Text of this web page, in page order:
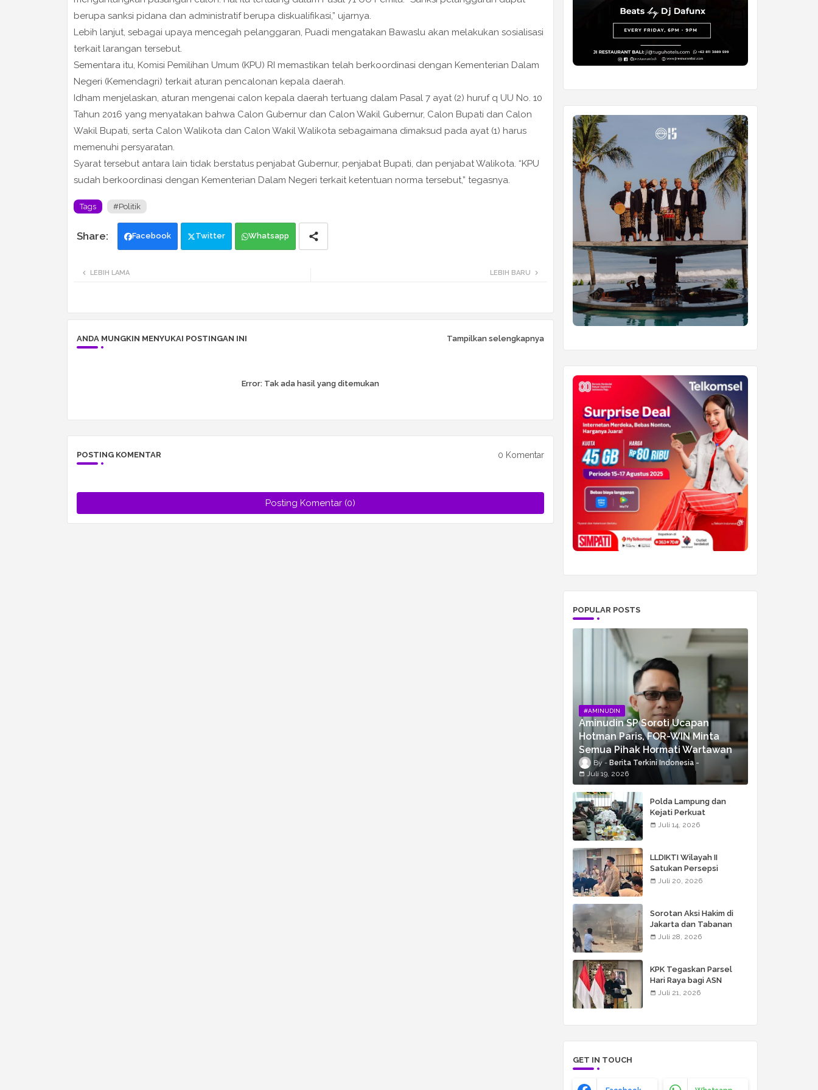
berupa sanksi pidana dan administratif berupa diskualifikasi,” ujarnya.
Lebih lanjut, sebagai upaya mencegah pelanggaran, Puadi mengatakan Bawaslu akan melakukan sosialisasi
terkait larangan tersebut.
Sementara itu, Komisi Pemilihan Umum (KPU) RI memastikan telah berkoordinasi dengan Kementerian Dalam
Negeri (Kemendagri) terkait aturan pencalonan kepala daerah.
Idham menjelaskan, aturan mengenai calon kepala daerah tertuang dalam Pasal 7 ayat (2) huruf q UU No. 10
Tahun 2016 yang menyatakan bahwa Calon Gubernur dan Calon Wakil Gubernur, Calon Bupati dan Calon
Wakil Bupati, serta Calon Walikota dan Calon Wakil Walikota sebagaimana dimaksud pada ayat (1) harus
memenuhi persyaratan.
Syarat tersebut antara lain tidak berstatus penjabat Gubernur, penjabat Bupati, dan penjabat Walikota. “KPU
sudah berkoordinasi dengan Kementerian Dalam Negeri terkait ketentuan norma tersebut,” tegasnya.
Tags #Politik
Facebook Twitter Whatsapp
LEBIH BARU
LEBIH LAMA
ANDA MUNGKIN MENYUKAI POSTINGAN INI Tampilkan selengkapnya
Error:Tak ada hasil yang ditemukan
POSTING KOMENTAR 0 Komentar
Posting Komentar (0)
POPULAR POSTS
#AMINUDIN
Aminudin SP Soroti Ucapan
Hotman Paris, FOR-WIN Minta
Semua Pihak Hormati Wartawan
Berita Terkini Indonesia
Juli 19, 2026
Polda Lampung dan
Kejati Perkuat
Koordinasi untuk
Juli 14, 2026
LLDIKTI Wilayah II
Satukan Persepsi
Seleksi KIP Kuliah 2026,
Bantuan
Juli 20, 2026
Sorotan Aksi Hakim di
Jakarta dan Tabanan
Bali, Mengapa Tidak Bisa
Juli 28, 2026
KPK Tegaskan Parsel
Hari Raya bagi ASN
Masuk Kategori
Juli 21, 2026
GET IN TOUCH